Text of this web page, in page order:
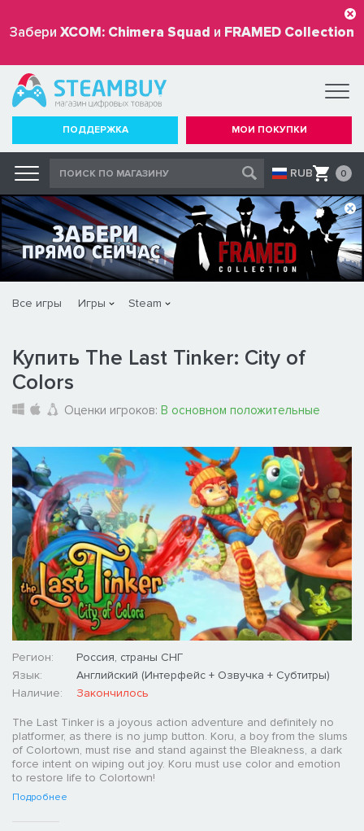
Забери XCOM: Chimera Squad и FRAMED Collection
бесплатно
ПОДДЕРЖКА МОИ ПОКУПКИ
RUB 0
Все игры Игры Steam
Купить The Last Tinker: City of
Colors
Оценки игроков: В основном положительные
Регион:
Россия, страны СНГ
Язык:
Английский (Интерфейс + Озвучка + Субтитры)
Наличие:
Закончилось
The Last Tinker is a joyous action adventure and definitely no
platformer, as there is no jump button. Koru, a boy from the slums
of Colortown, must rise and stand against the Bleakness, a dark
force intent on wiping out joy. Koru must use color and emotion
to restore life to Colortown!
Подробнее